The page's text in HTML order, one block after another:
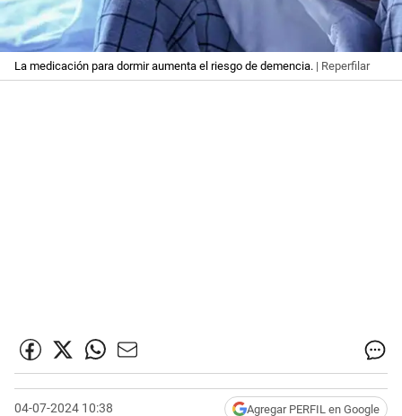
La medicación para dormir aumenta el riesgo de demencia. | Reperfilar
04-07-2024 10:38 Agregar PERFIL en Google